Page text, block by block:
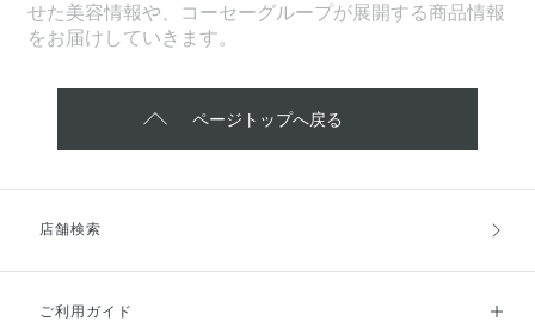
せた美容情報や、コーセーグループが展開する商品情報
をお届けしていきます。
ページトップへ戻る
店舗検索
ご利用ガイド